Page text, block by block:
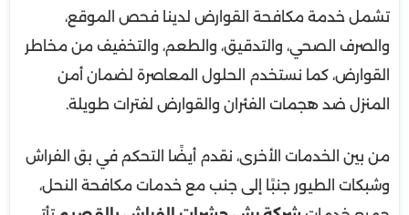
تشمل خدمة مكافحة القوارض لدينا فحص الموقع،
والصرف الصحي، والتدقيق، والطعم، والتخفيف من مخاطر
القوارض، كما نستخدم الحلول المعاصرة لضمان أمن
المنزل ضد هجمات الفئران والقوارض لفترات طويلة.
من بين الخدمات الأخرى، نقدم أيضًا التحكم في بق الفراش
وشبكات الطيور جنبًا إلى جنب مع خدمات مكافحة النحل،